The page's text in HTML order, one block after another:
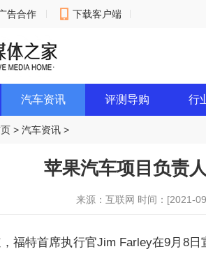
告合作 下载客户端
汽车资讯 评测导购 行
> 汽车资讯 >
苹果汽车项目负责
来源：互联网 时间：[2021-
福特首席执行官Jim Farley在9月8